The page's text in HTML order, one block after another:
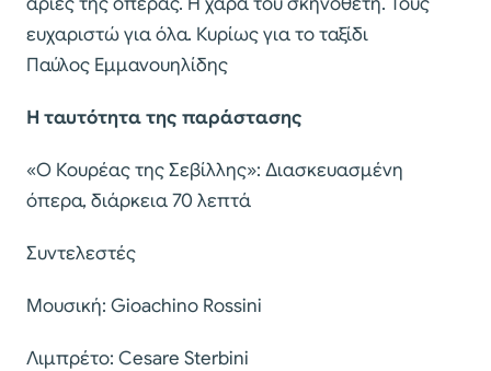
ευχαριστώ για όλα. Κυρίως για το ταξίδι
Παύλος Εµµανουηλίδης
Η ταυτότητα της παράστασης
«Ο Κουρέας της Σεβίλλης»: Διασκευασµένη
όπερα, διάρκεια 70 λεπτά
Συντελεστές
Μουσική: Gioachino Rossini
Λιµπρέτο: Cesare Sterbini